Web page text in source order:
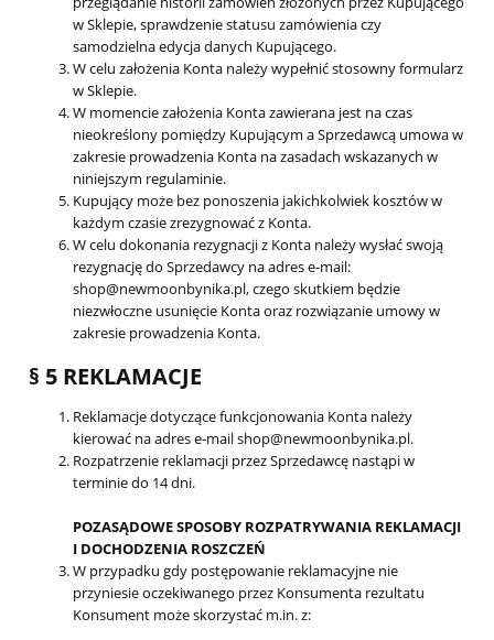
w Sklepie, sprawdzenie statusu zamówienia czy
samodzielna edycja danych Kupującego.
W celu założenia Konta należy wypełnić stosowny formularz
w Sklepie.
W momencie założenia Konta zawierana jest na czas
nieokreślony pomiędzy Kupującym a Sprzedawcą umowa w
zakresie prowadzenia Konta na zasadach wskazanych w
niniejszym regulaminie.
Kupujący może bez ponoszenia jakichkolwiek kosztów w
każdym czasie zrezygnować z Konta.
W celu dokonania rezygnacji z Konta należy wysłać swoją
rezygnację do Sprzedawcy na adres e-mail:
shop@newmoonbynika.pl, czego skutkiem będzie
niezwłoczne usunięcie Konta oraz rozwiązanie umowy w
zakresie prowadzenia Konta.
§ 5 REKLAMACJE
Reklamacje dotyczące funkcjonowania Konta należy
kierować na adres e-mail shop@newmoonbynika.pl.
Rozpatrzenie reklamacji przez Sprzedawcę nastąpi w
terminie do 14 dni.
POZASĄDOWE SPOSOBY ROZPATRYWANIA REKLAMACJI
I DOCHODZENIA ROSZCZEŃ
W przypadku gdy postępowanie reklamacyjne nie
przyniesie oczekiwanego przez Konsumenta rezultatu
Konsument może skorzystać m.in. z: